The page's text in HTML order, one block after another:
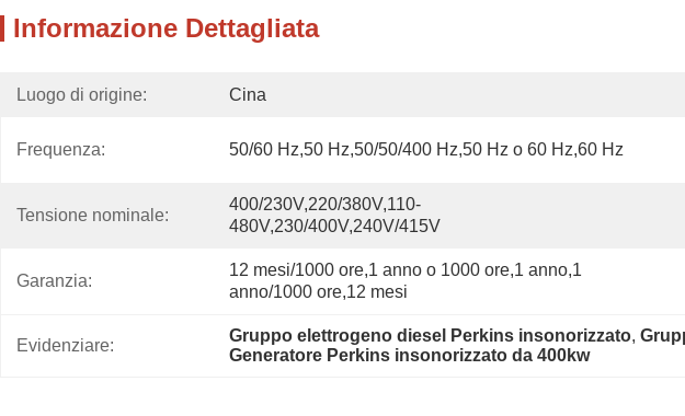
Informazione Dettagliata
Luogo di origine: Cina
Frequenza: 50/60 Hz,50 Hz,50/50/400 Hz,50 Hz o 60 Hz,60 Hz
Tensione nominale:
400/230V,220/380V,110-
480V,230/400V,240V/415V
Garanzia:
12 mesi/1000 ore,1 anno o 1000 ore,1 anno,1
anno/1000 ore,12 mesi
Evidenziare:
Gruppo elettrogeno diesel Perkins insonorizzato,
Generatore Perkins insonorizzato da 400kw